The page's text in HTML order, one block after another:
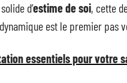
d’estime de soi, cette
est le premier pas
essentiels pour votre